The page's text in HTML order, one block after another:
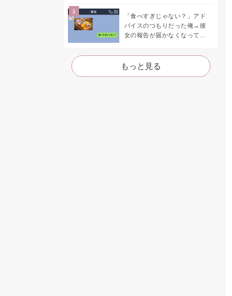
「食べすぎじゃない？」アド
バイスのつもりだった俺→彼
女の報告が届かなくなって、
た
もっと見る